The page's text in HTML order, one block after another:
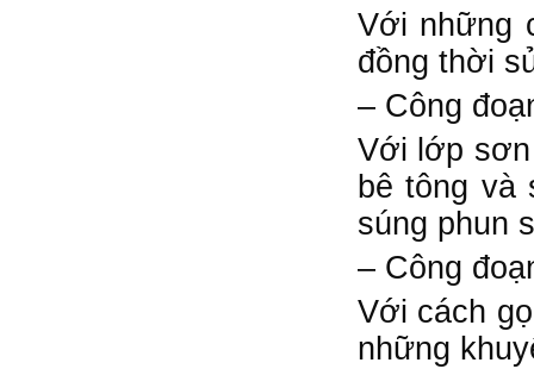
Với những
đồng thời
– Công
Với lớp
bê tông và
súng phun
– Công
Với cách
những